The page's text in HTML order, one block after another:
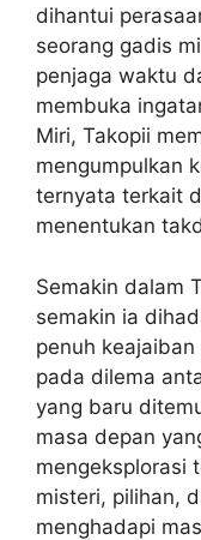
dihantui
seorang gadis
penjaga waktu
membuka
Miri, Takopii
mengumpulkan
ternyata terkait
menentukan
Semakin dalam
semakin ia
penuh
pada dilema
yang baru
masa depan
mengeksplorasi
misteri, pilihan,
menghadapi